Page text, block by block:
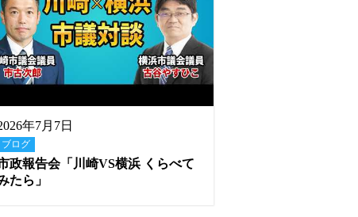
年7月7日
ブログ
政報告会「川崎VS横浜 くらべて
たら」